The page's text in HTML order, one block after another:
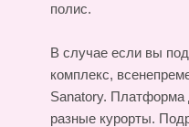
полис.
В случае если вы
комплекс,
Sanatory. Платформа
разные курорты.